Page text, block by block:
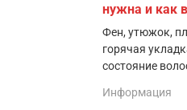
нужна и как
Фен, утюжок,
горячая
состояние
Информация